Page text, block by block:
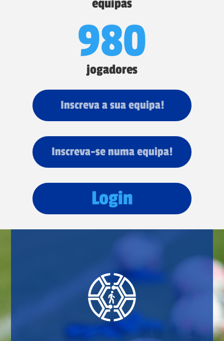
equipas
980
jogadores
Inscreva a sua equipa!
Inscreva-se numa equipa!
Login